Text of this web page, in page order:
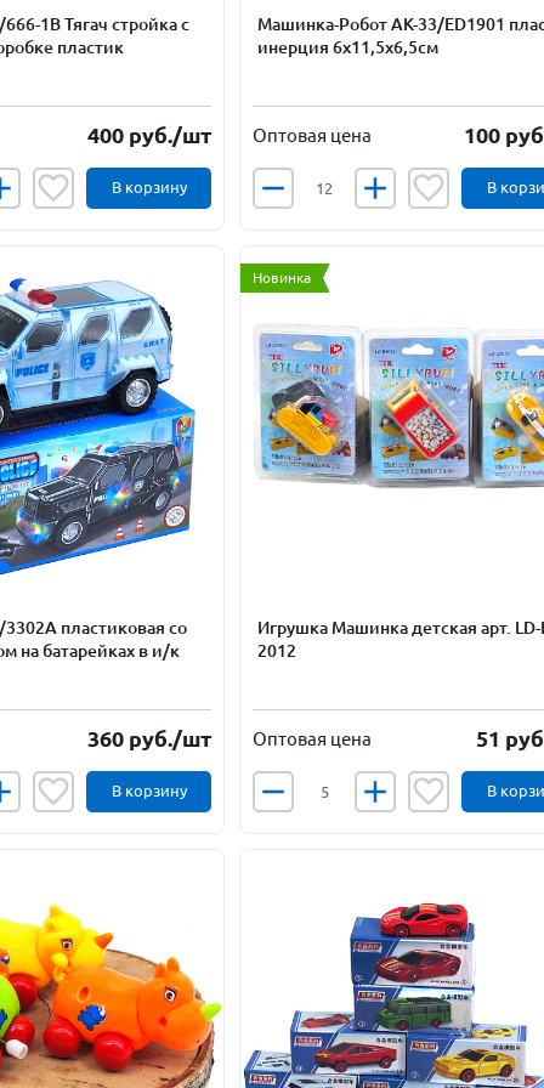
1В Тягач стройка с
пластик
400 руб./шт
В корзину
Машинка-Робот АК-33/ED1901
инерция 6х11,5х6,5см
Оптовая цена 100
В
пластиковая со
на батарейках в и/к
360 руб./шт
В корзину
Новинка
Игрушка Машинка детская арт. LD-
2012
Оптовая цена 51
В